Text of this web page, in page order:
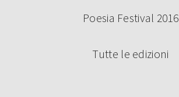
Poesia Festival 2016
Tutte le edizioni